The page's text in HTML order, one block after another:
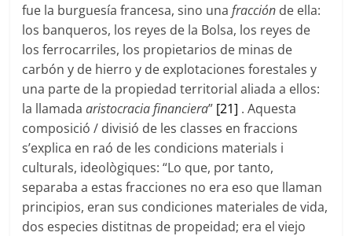
fue la burguesía francesa, sino unafracción de ella:
los banqueros, los reyes de la Bolsa, los reyes de
los ferrocarriles, los propietarios de minas de
carbón y de hierro y de explotaciones forestales y
una parte de la propiedad territorial aliada a ellos:
la llamadaaristocracia financiera” [21] . Aquesta
composició / divisió de les classes en fraccions
s’explica en raó de les condicions materials i
culturals, ideològiques: “Lo que, por tanto,
separaba a estas fracciones no era eso que llaman
principios, eran sus condiciones materiales de vida,
dos especies distitnas de propeidad; era el viejo